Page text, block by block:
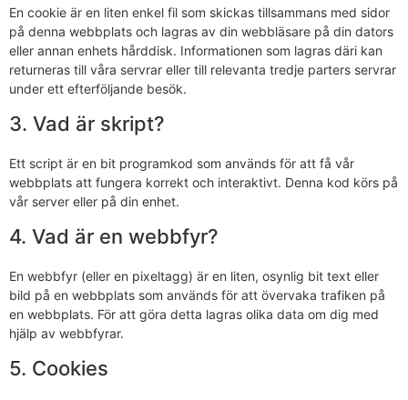
En cookie är en liten enkel fil som skickas tillsammans med sidor
på denna webbplats och lagras av din webbläsare på din dators
eller annan enhets hårddisk. Informationen som lagras däri kan
returneras till våra servrar eller till relevanta tredje parters servrar
under ett efterföljande besök.
3. Vad är skript?
Ett script är en bit programkod som används för att få vår
webbplats att fungera korrekt och interaktivt. Denna kod körs på
vår server eller på din enhet.
4. Vad är en webbfyr?
En webbfyr (eller en pixeltagg) är en liten, osynlig bit text eller
bild på en webbplats som används för att övervaka trafiken på
en webbplats. För att göra detta lagras olika data om dig med
hjälp av webbfyrar.
5. Cookies